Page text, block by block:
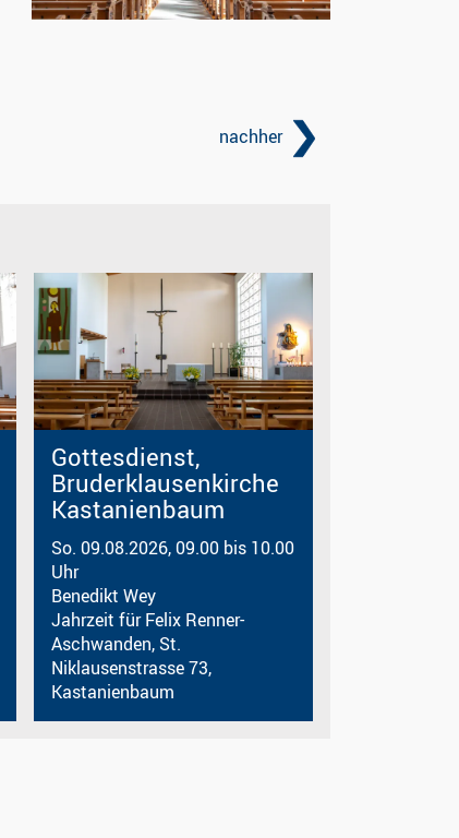
nachher
Gottesdienst,
Bruderklausenkirche
Kastanienbaum
So. 09.08.2026, 09.00 bis 10.00
Uhr
Benedikt Wey
Jahrzeit für Felix Renner-
Aschwanden, St.
Niklausenstrasse 73,
Kastanienbaum